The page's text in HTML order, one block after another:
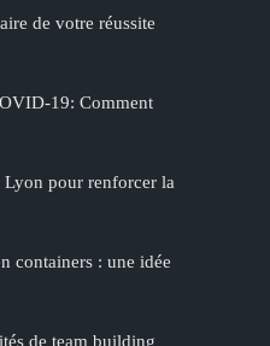
de votre réussite
19: Comment
pour renforcer la
containers : une idée
de team building